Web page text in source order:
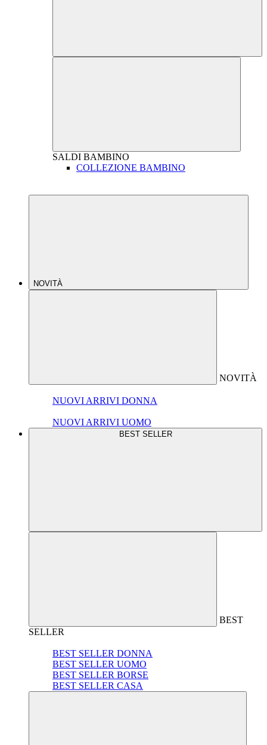
SALDI BAMBINO
COLLEZIONE BAMBINO
NOVITÀ
NOVITÀ
NUOVI ARRIVI DONNA
NUOVI ARRIVI UOMO
BEST SELLER
BEST
SELLER
BEST SELLER DONNA
BEST SELLER UOMO
BEST SELLER BORSE
BEST SELLER CASA